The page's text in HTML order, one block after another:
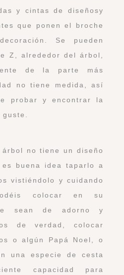
y cintas de diseñosy
que ponen el broche
Se pueden
Z, alrededor del árbol,
de la parte más
no tiene medida, así
probar y encontrar la
no tiene un diseño
buena idea taparlo a
vistiéndolo y cuidando
colocar en su
sean de adorno y
de verdad, colocar
o algún Papá Noel, o
una especie de cesta
capacidad para